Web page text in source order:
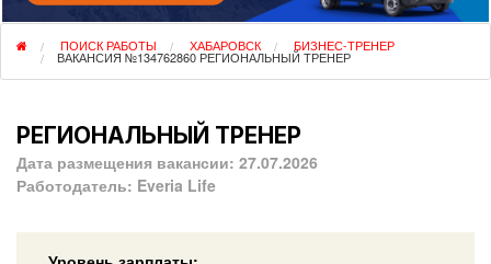
ПОИСК РАБОТЫ ХАБАРОВСК БИЗНЕС-ТРЕНЕР
ВАКАНСИЯ №134762860 РЕГИОНАЛЬНЫЙ ТРЕНЕР
РЕГИОНАЛЬНЫЙ ТРЕНЕР
Дата размещения вакансии: 27.07.2026
Работодатель: Everia Life